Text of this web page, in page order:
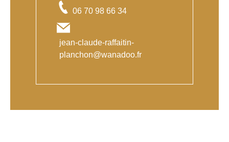
06 70 98 66 34
jean-claude-raffaitin-
planchon@wanadoo.fr